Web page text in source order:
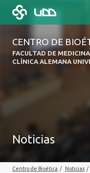
CENTRO DE
FACULTAD DE MEDICINA
CLÍNICA ALEMANA
Noticias
Centro de Bioética / Noticias /